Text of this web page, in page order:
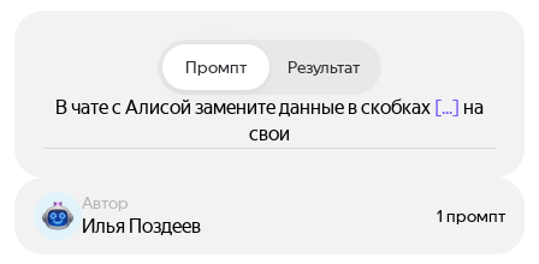
Промпт Результат
В чате с Алисой замените данные в скобках [...] на
свои
Автор
Илья Поздеев 1 промпт